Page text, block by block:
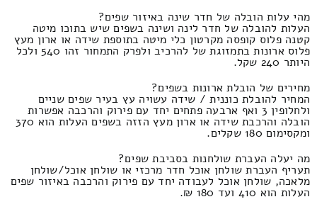
מהי עלות הובלה של חדר שינה באיזור שפים?
העלות להובלה של חדר לינה ושינה בשפים שיש בתוכו מיטה
קטנה פלוס קופסה מקרטון כלי מיטה בתוספת שידה או ארון מעץ
פלוס ארונות בתמזוגת של להרכיב ולפרק התמחור זהו 540 ולכל
היותר 240 שקל.
מחירים של הובלת ארונות בשפים?
המחיר להובלת כוננית / שידה עשויה עץ בעיר שפים שניים
ולחלופין 3 ואף ארבעה פתחים יחד עם פירוק והרכבה אפשרות
הובלה והרכבת שידה או ארון מעץ הזזה בשפים העלות הוא 370
ומקסימום 180 שקלים.
מה יעלה העברת שולחנות בסביבת שפים?
תעריף העברת שולחן אוכל חדר מרכזי או שולחן אוכל/שולחן
מלאכה, שולחן אוכל לעבודה יחד עם פירוק והרכבה באיזור שפים
העלות הוא 410 ועד 180 ₪.